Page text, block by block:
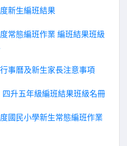
新生編班結果
常態編班作業 編班結果班級
事曆及新生家長注意事項
升五年級編班結果班級名冊
國民小學新生常態編班作業